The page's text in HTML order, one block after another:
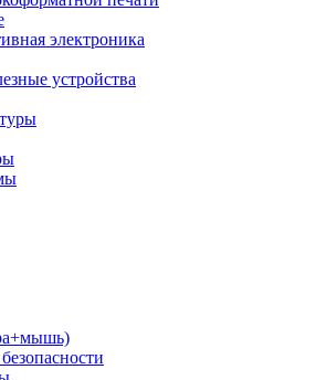
электроника
устройства